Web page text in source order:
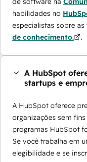
habilidades no
especialistas sobre
de conhecimento.
.
A HubSpot
startups e
A HubSpot oferece
organizações sem
programas ​HubSpot
Se você trabalha em
elegibilidade e se